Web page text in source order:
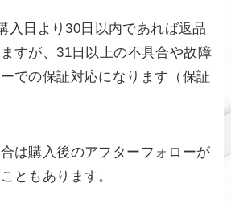
入日より30日以内であれば返品
すが、31日以上の不具合や故障
での保証対応になります（保証
は購入後のアフターフォローが
ともあります。